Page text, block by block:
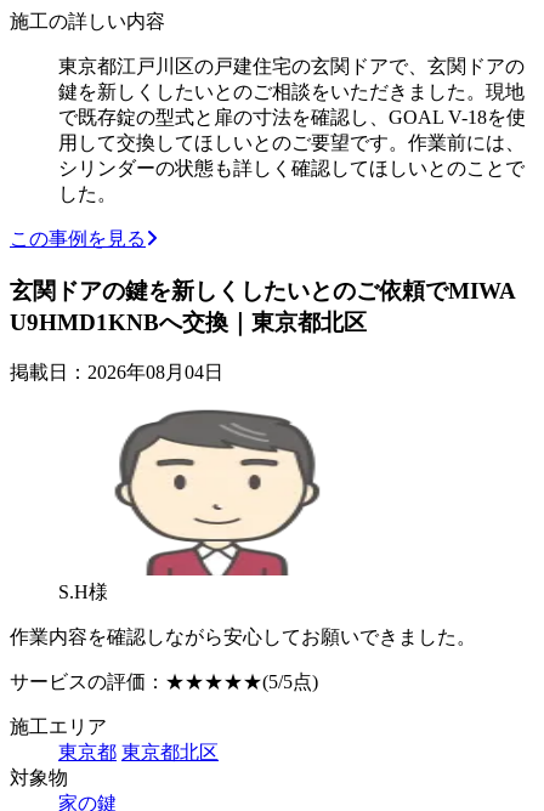
施工の詳しい内容
東京都江戸川区の戸建住宅の玄関ドアで、玄関ドアの
鍵を新しくしたいとのご相談をいただきました。現地
で既存錠の型式と扉の寸法を確認し、GOAL V-18を使
用して交換してほしいとのご要望です。作業前には、
シリンダーの状態も詳しく確認してほしいとのことで
した。
この事例を見る
玄関ドアの鍵を新しくしたいとのご依頼でMIWA
U9HMD1KNBへ交換｜東京都北区
掲載日：2026年08月04日
S.H様
作業内容を確認しながら安心してお願いできました。
サービスの評価： ★★★★★(5/5点)
施工エリア
東京都 東京都北区
対象物
家の鍵